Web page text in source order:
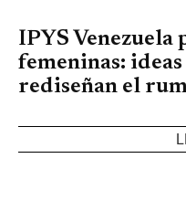
IPYS Venezuela
femeninas: ideas
rediseñan el